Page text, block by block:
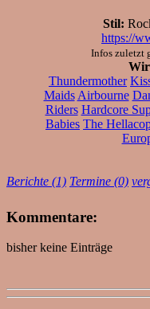
Stil:
https://
Infos zuletzt
Thundermother
Maids Airbourne
Riders Hardcore
Babies The
Berichte (1) Termine (0)
Kommentare:
bisher keine Einträge